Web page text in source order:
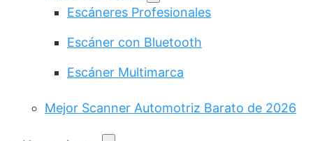
Escáneres Profesionales
Escáner con Bluetooth
Escáner Multimarca
Mejor Scanner Automotriz Barato de 2026